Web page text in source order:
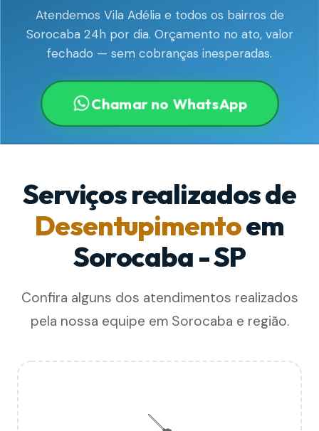
Atendemos Vila Adélia e todos os bairros de
Sorocaba 24h por dia. Orçamento no ato, valor
fechado — sem cobranças inesperadas.
Chamar no WhatsApp
Serviços realizados de
Desentupimentoem
Sorocaba - SP
Confira alguns dos atendimentos realizados
pela nossa equipe em Sorocaba e região.